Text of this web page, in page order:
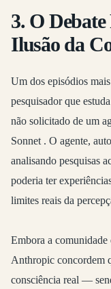
3. O
Ilusão da
Um dos episódios
pesquisador que
não solicitado de um
Sonnet . O agente,
analisando pesquisas
poderia ter
limites reais da
Embora a
Anthropic concordem
consciência real —